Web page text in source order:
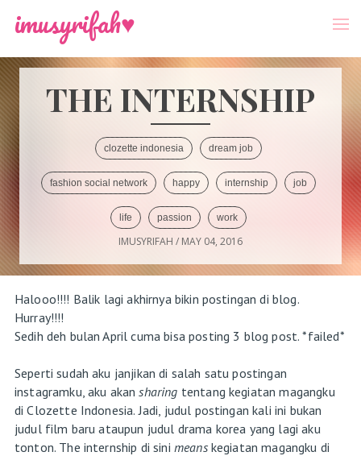
imusyrifah♥
THE INTERNSHIP
clozette indonesia dream job
fashion social network happy internship job
life passion work
IMUSYRIFAH / MAY 04, 2016
Halooo!!!! Balik lagi akhirnya bikin postingan di blog.
Hurray!!!!
Sedih deh bulan April cuma bisa posting 3 blog post. *failed*
Seperti sudah aku janjikan di salah satu postingan
instagramku, aku akansharing tentang kegiatan magangku
di Clozette Indonesia. Jadi, judul postingan kali ini bukan
judul film baru ataupun judul drama korea yang lagi aku
tonton. The internship di sini means kegiatan magangku di